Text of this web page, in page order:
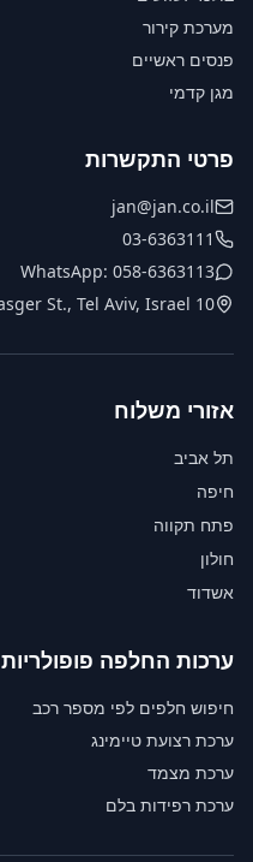
מערכת קירור
פנסים ראשיים
מגן קדמי
פרטי התקשרות
jan@jan.co.il
03-6363111
WhatsApp: 058-6363113
10 Hamasger St., Tel Aviv, Israel
אזורי משלוח
תל אביב
חיפה
פתח תקווה
חולון
אשדוד
ערכות החלפה פופולריות
חיפוש חלפים לפי מספר רכב
ערכת רצועת טיימינג
ערכת מצמד
ערכת רפידות בלם